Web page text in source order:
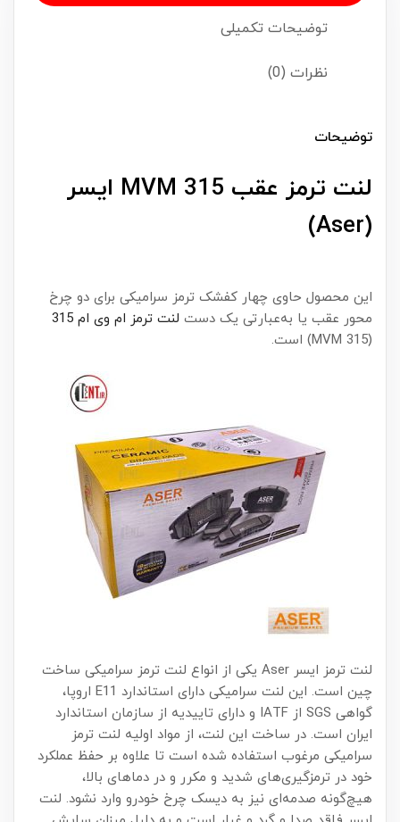
توضیحات تکمیلی
نظرات (0)
توضیحات
لنت ترمز عقب MVM 315 ایسر
(Aser)
این محصول حاوی چهار کفشک ترمز سرامیکی برای دو چرخ
محور عقب یا به‌عبارتی یک دست لنت ترمز ام وی ام 315
(MVM 315) است.
لنت ترمز ایسر Aser یکی از انواع لنت ترمز سرامیکی ساخت
چین است. این لنت سرامیکی دارای استاندارد E11 اروپا،
گواهی SGS از IATF و دارای تاییدیه از سازمان استاندارد
ایران است. در ساخت این لنت، از مواد اولیه لنت ترمز
سرامیکی مرغوب استفاده شده است تا علاوه بر حفظ عملکرد
خود در ترمزگیری‌های شدید و مکرر و در دماهای بالا،
هیچ‌گونه صدمه‌ای نیز به دیسک چرخ خودرو وارد نشود. لنت